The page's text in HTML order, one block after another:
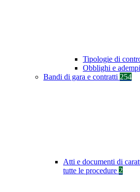
Tipologie di
Obblighi e
Bandi di gara e contratti 254
Atti e documenti di
tutte le procedure 2